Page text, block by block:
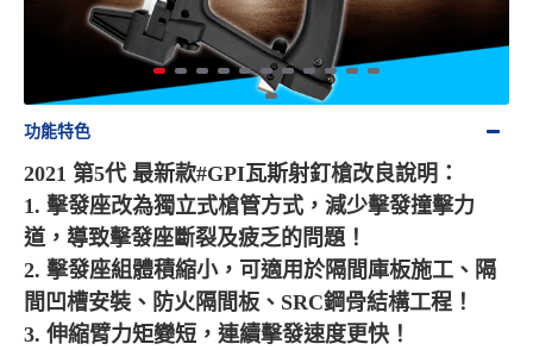
功能特色
2021 第5代 最新款#GPI瓦斯射釘槍改良說明：
1. 擊發座改為獨立式槍管方式，減少擊發撞擊力
道，導致擊發座斷裂及疲乏的問題！
2. 擊發座組體積縮小，可適用於隔間庫板施工、隔
間凹槽安裝、防火隔間板、SRC鋼骨結構工程！
3. 伸縮臂力矩變短，連續擊發速度更快！